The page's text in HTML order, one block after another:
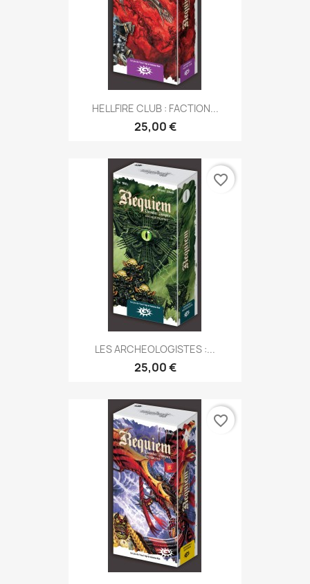
HELLFIRE CLUB : FACTION...
25,00 €
LES ARCHEOLOGISTES :...
25,00 €
favorite_border
favorite_border